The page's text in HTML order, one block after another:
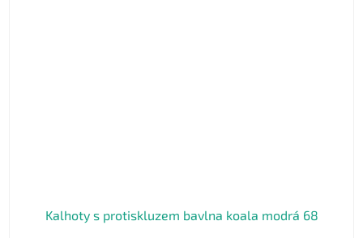
Kalhoty s protiskluzem bavlna koala modrá 68